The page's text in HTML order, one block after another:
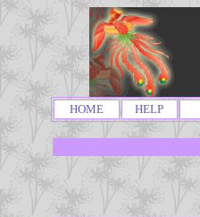
HOME HELP